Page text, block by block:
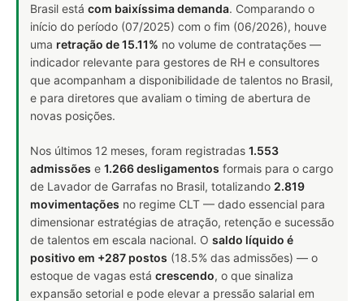
Brasil está com baixíssima demanda. Comparando o
início do período (07/2025) com o fim (06/2026), houve
uma retração de 15.11% no volume de contratações —
indicador relevante para gestores de RH e consultores
que acompanham a disponibilidade de talentos no Brasil,
e para diretores que avaliam o timing de abertura de
novas posições.
Nos últimos 12 meses, foram registradas 1.553
admissões e 1.266 desligamentos formais para o cargo
de Lavador de Garrafas no Brasil, totalizando 2.819
movimentações no regime CLT — dado essencial para
dimensionar estratégias de atração, retenção e sucessão
de talentos em escala nacional. O saldo líquido é
positivo em +287 postos (18.5% das admissões) — o
estoque de vagas está crescendo, o que sinaliza
expansão setorial e pode elevar a pressão salarial em